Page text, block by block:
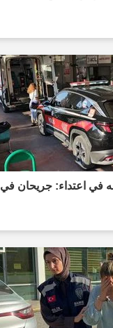
في اعتداء: جريحان في